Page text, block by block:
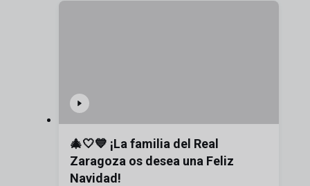
🎄🤍💙 ¡La familia del Real
Zaragoza os desea una Feliz
Navidad!